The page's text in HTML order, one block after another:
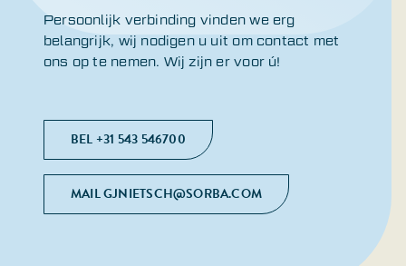
Persoonlijk verbinding vinden we erg
belangrijk, wij nodigen u uit om contact met
ons op te nemen. Wij zijn er voor ú!
BEL +31 543 546700
MAIL GJNIETSCH@SORBA.COM